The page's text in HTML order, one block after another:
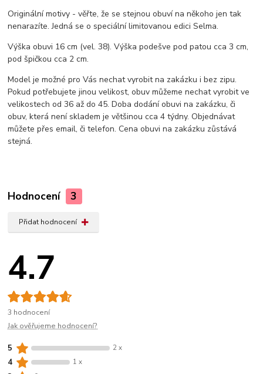
Originální motivy - věřte, že se stejnou obuví na někoho jen tak
nenarazíte. Jedná se o speciální limitovanou edici Selma.
Výška obuvi 16 cm (vel. 38). Výška podešve pod patou cca 3 cm,
pod špičkou cca 2 cm.
Model je možné pro Vás nechat vyrobit na zakázku i bez zipu.
Pokud potřebujete jinou velikost, obuv můžeme nechat vyrobit ve
velikostech od 36 až do 45. Doba dodání obuvi na zakázku, či
obuv, která není skladem je většinou cca 4 týdny. Objednávat
můžete přes email, či telefon. Cena obuvi na zakázku zůstává
stejná.
Hodnocení 3
Přidat hodnocení
4.7
3 hodnocení
Jak ověřujeme hodnocení?
5 2 x
4 1 x